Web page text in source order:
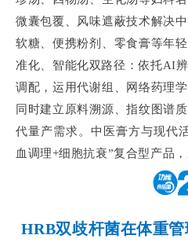
微囊包覆、风味遮蔽技术解决
软糖、便携粉剂、零食膏等年
准化、智能化双路径：依托AI
调配，运用代谢组、网络药理
同时建立原料溯源、指纹图谱
代量产需求。中医膏方与现代
血调理+细胞抗衰”复合型产品
HRB双歧杆菌在体重